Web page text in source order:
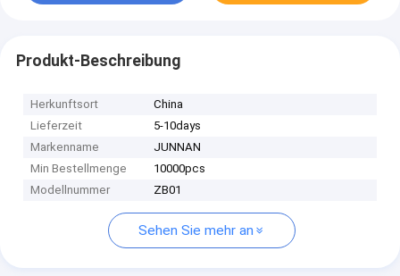
Produkt-Beschreibung
Herkunftsort
China
Lieferzeit
5-10days
Markenname
JUNNAN
Min Bestellmenge
10000pcs
Modellnummer
ZB01
Sehen Sie mehr an